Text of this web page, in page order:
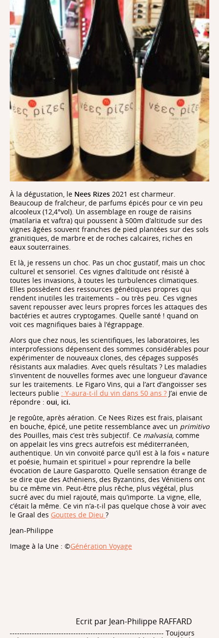
2. Les Caves à vins de Gaia
3. Le vignoble de Vassaltis
4. Les Caves Estate Argyros
5. Le Domaine Sigalas
6. Les Caves SantoWines
7. Gavalas Winery
8. Le vignoble Hatzidakis
À la dégustation, le Nees Rizes 2021 est charmeur.
Beaucoup de fraîcheur, de parfums épicés pour ce vin peu
alcooleux (12,4°vol). Un assemblage en rouge de raisins
(matilaria et vaftra) qui poussent à 500m d’altitude sur des
vignes âgées souvent franches de pied plantées sur des sols
granitiques, de marbre et de roches calcaires, riches en
eaux souterraines.
Et là, je ressens un choc. Pas un choc gustatif, mais un choc
culturel et sensoriel. Ces vignes d’altitude ont résisté à
toutes les invasions, à toutes les turbulences climatiques.
Elles possèdent des ressources génétiques propres qui
rendent inutiles les traitements – ou très peu. Ces vignes
savent repousser avec leurs propres forces les attaques des
bactéries et autres cryptogames. Quelle santé ! quand on
voit ces magnifiques baies à l’égrappage.
Alors que chez nous, les scientifiques, les laboratoires, les
interprofessions dépensent des sommes considérables pour
expérimenter de nouveaux clones, des cépages supposés
résistants aux maladies. Avec quels résultats ? Les maladies
s’inventent de nouvelles formes avec une longueur d’avance
sur les traitements. Le Figaro Vins, qui a l’art d’angoisser ses
lecteurs publie : Y-aura-t-il du vin dans 50 ans ? J’ai envie de
répondre : oui, ici.
Je regoûte, après aération. Ce Nees Rizes est frais, plaisant
en bouche, épicé, une petite ressemblance avec un primitivo
des Pouilles, mais c’est très subjectif. Ce malvasia, comme
on appelait les vins grecs autrefois est méditerranéen,
authentique. Un vin convoité parce qu’il est à la fois « nature
et poésie, humain et spirituel » pour reprendre la belle
évocation de Laure Gasparotto. Quelle sensation étrange de
se dire que des Athéniens, des Byzantins, des Vénitiens ont
bu ce même vin. Peut-être plus rêche, plus végétal, plus
sucré avec du miel rajouté, mais qu’importe. La vigne, elle,
c’était la même. Ce vin n’a-t-il pas quelque chose à voir avec
le Graal des Gouttes de Dieu ?
Jean-Philippe
Image à la Une : ©Génération Voyage
Ecrit par Jean-Philippe RAFFARD
--------------------------------------------------------------- Toujours